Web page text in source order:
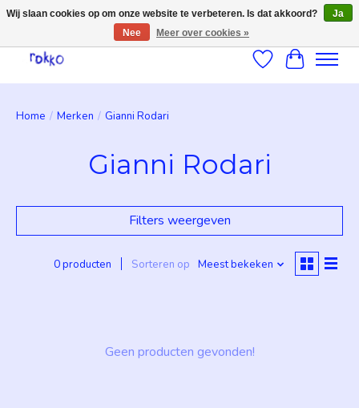
Verlanglijst
Home / Merken / Gianni Rodari
Gianni Rodari
Filters weergeven
0 producten Sorteren op Meest bekeken
Geen producten gevonden!
Wij slaan cookies op om onze website te verbeteren. Is dat akkoord?
Ja
Nee
Meer over cookies »